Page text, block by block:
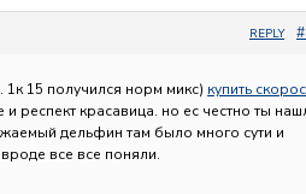
REPLY
1к 15 получился норм микс) купить
респект красавица. но ес честно ты
дельфин там было много сути и
все все поняли.